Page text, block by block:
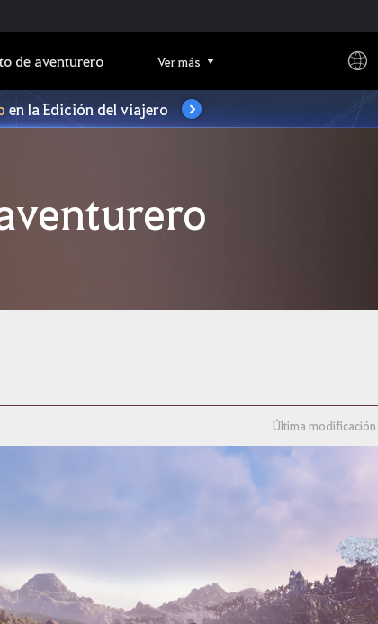
de aventurero Ver más
en la Edición del viajero
Última modificación